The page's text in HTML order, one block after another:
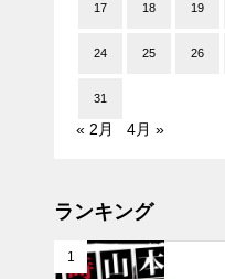
17 18 19
24 25 26
31
« 2月 4月 »
ランキング
1